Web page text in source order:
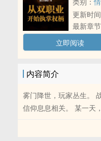
更新时间
最新章节
立即阅读
内容简介
雾门降世，玩家丛生。
信仰息息相关。 某一天